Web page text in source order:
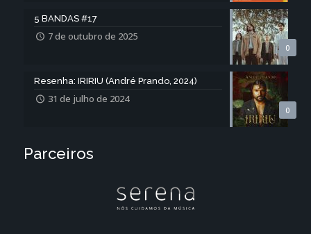
0
5 BANDAS #17
7 de outubro de 2025
0
Resenha: IRIRIU (André Prando, 2024)
31 de julho de 2024
Parceiros